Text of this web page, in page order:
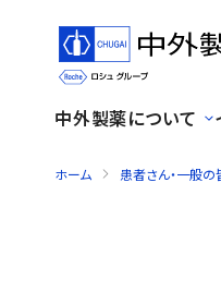
中外製薬について
ホーム 患者さん・一般の